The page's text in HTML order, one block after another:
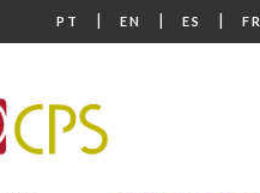
PT | EN | ES | FR